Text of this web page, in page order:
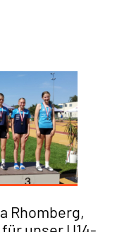
Rhomberg,